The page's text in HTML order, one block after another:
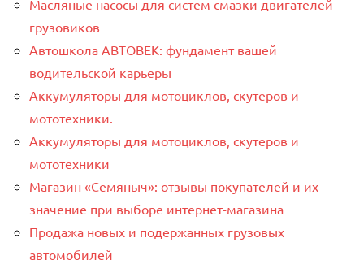
Масляные насосы для систем смазки двигателей
грузовиков
Автошкола АВТОВЕК: фундамент вашей
водительской карьеры
Аккумуляторы для мотоциклов, скутеров и
мототехники.
Аккумуляторы для мотоциклов, скутеров и
мототехники
Магазин «Семяныч»: отзывы покупателей и их
значение при выборе интернет-магазина
Продажа новых и подержанных грузовых
автомобилей